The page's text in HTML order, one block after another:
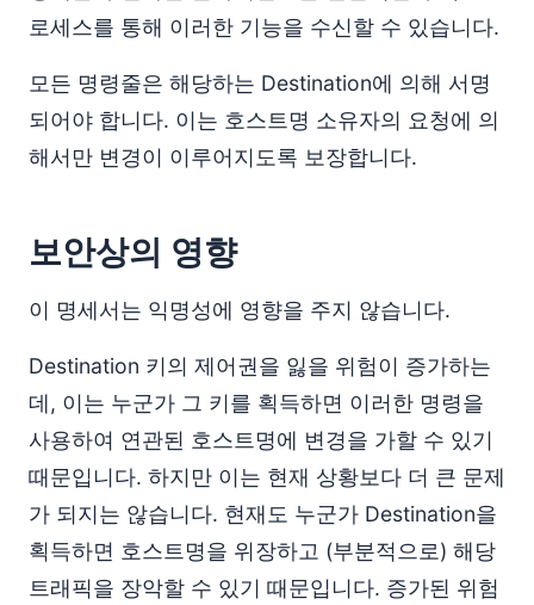
로세스를 통해 이러한 기능을 수신할 수 있습니다.
모든 명령줄은 해당하는 Destination에 의해 서명
되어야 합니다. 이는 호스트명 소유자의 요청에 의
해서만 변경이 이루어지도록 보장합니다.
보안상의 영향
이 명세서는 익명성에 영향을 주지 않습니다.
Destination 키의 제어권을 잃을 위험이 증가하는
데, 이는 누군가 그 키를 획득하면 이러한 명령을
사용하여 연관된 호스트명에 변경을 가할 수 있기
때문입니다. 하지만 이는 현재 상황보다 더 큰 문제
가 되지는 않습니다. 현재도 누군가 Destination을
획득하면 호스트명을 위장하고 (부분적으로) 해당
트래픽을 장악할 수 있기 때문입니다. 증가된 위험